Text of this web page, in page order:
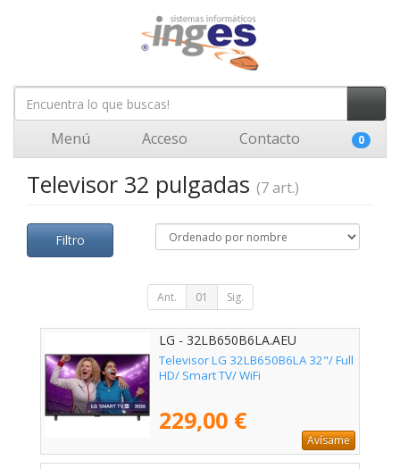
Menú Acceso Contacto 0
Televisor 32 pulgadas (7 art.)
Filtro
Ant. 01 Sig.
LG - 32LB650B6LA.AEU
Televisor LG 32LB650B6LA 32"/ Full
HD/ Smart TV/ WiFi
229,00 €
Avísame